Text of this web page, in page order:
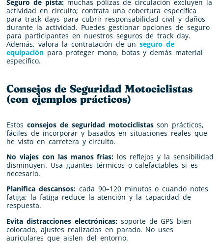
Seguro de pista:muchas pólizas de circulación excluyen la
actividad en circuito; contrata una cobertura específica
para track days para cubrir responsabilidad civil y daños
durante la actividad. Puedes gestionar opciones de seguro
para participantes en nuestros seguros de track day.
Además, valora la contratación de unseguro de
equipación para proteger mono, botas y demás material
específico.
Consejos de Seguridad Motociclistas
(con ejemplos prácticos)
Estos consejos de seguridad motociclistasson prácticos,
fáciles de incorporar y basados en situaciones reales que
he visto en carretera y circuito.
No viajes con las manos frías: los reflejos y la sensibilidad
disminuyen. Usa guantes térmicos o calefactables si es
necesario.
Planifica descansos:cada 90–120 minutos o cuando notes
fatiga; la fatiga reduce la atención y la capacidad de
respuesta.
Evita distracciones electrónicas:soporte de GPS bien
colocado, ajustes realizados en parado. No uses
auriculares que aisl­­­en del entorno.